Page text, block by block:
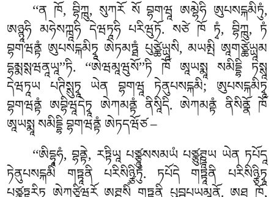
‘‘ན ཁོ, བྷིཀྑུ, སུཀརོ སོ བྷགཝཱ ཨམྷེཧི ཨུཔསངྐམིཏུཾ,
ཨཉྙཱཧི མཧེསཀྑཱཧི དེཝཏཱཧི པརིཝུཏོ. སཙེ ཁོ ཏྭཾ, བྷིཀྑུ, ཏཾ
བྷགཝནྟཾ ཨུཔསངྐམིཏྭཱ ཨེཏམཏྠཾ པུཙྪེཡྻཱསི, མཡམྤི ཨཱགཙྪེཡྻཱམ
དྷམྨསྶཝནཱཡཱ’’ཏི. ‘‘ཨེཝམཱཝུསོ’’ཏི ཁོ ཨཱཡསྨཱ སམིདྡྷི ཏསྶཱ
དེཝཏཱཡ པཊིསྶུཏྭཱ ཡེན བྷགཝཱ ཏེནུཔསངྐམི; ཨུཔསངྐམིཏྭཱ
བྷགཝནྟཾ ཨབྷིཝཱདེཏྭཱ ཨེཀམནྟཾ ནིསཱིདི. ཨེཀམནྟཾ ནིསིནྣོ ཁོ
ཨཱཡསྨཱ སམིདྡྷི བྷགཝནྟཾ ཨེཏདཝོཙ –
‘‘ཨིདྷཱཧཾ, བྷནྟེ, རཏྟིཡཱ པཙྩཱུསསམཡཾ པཙྩུཊྛཱཡ ཡེན ཏཔོདཱ
ཏེནུཔསངྐམིཾ གཏྟཱནི པརིསིཉྩིཏུཾ. ཏཔོདེ གཏྟཱནི པརིསིཉྩིཏྭཱ